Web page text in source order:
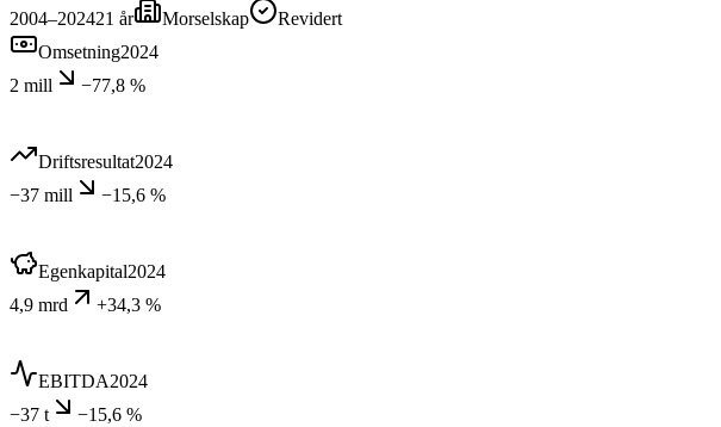
2004–202421 år Morselskap
Revidert
Omsetning2024
2 mill
−77,8 %
Driftsresultat2024
−37 mill
−15,6 %
Egenkapital2024
4,9 mrd
+34,3 %
EBITDA2024
−37 t
−15,6 %